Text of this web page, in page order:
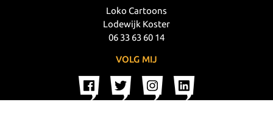
Loko Cartoons
Lodewijk Koster
06 33 63 60 14
VOLG MIJ